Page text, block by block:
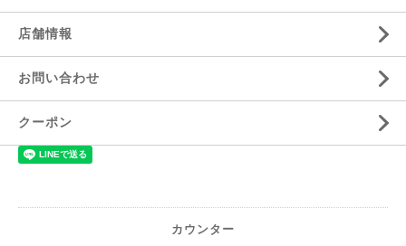
店舗情報
お問い合わせ
クーポン
カウンター